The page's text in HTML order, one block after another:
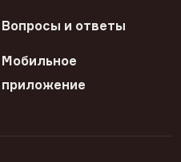
Вопросы и ответы
Мобильное
приложение